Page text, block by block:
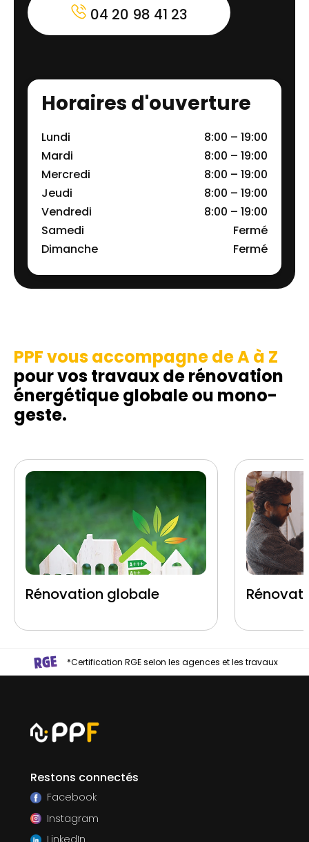
04 20 98 41 23
Horaires d'ouverture
Lundi
8:00 – 19:00
Mardi
8:00 – 19:00
Mercredi
8:00 – 19:00
Jeudi
8:00 – 19:00
Vendredi
8:00 – 19:00
Samedi
Fermé
Dimanche
Fermé
PPF vous accompagne de A à Z
pour vos travaux de rénovation
énergétique globale ou mono-
geste.
Rénovation globale
*Certification RGE selon les agences et les travaux
Restons connectés
Facebook
Instagram